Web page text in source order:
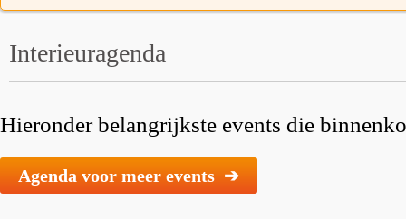
Interieuragenda
Hieronder belangrijkste events die
Agenda voor meer events ➔